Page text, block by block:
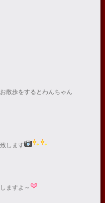
散歩をするとわんちゃん
します
ますよ～